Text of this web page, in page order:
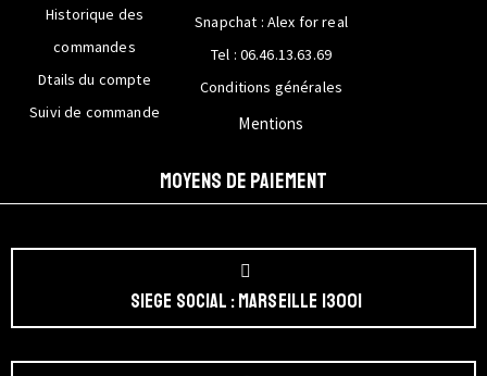
Historique des
commandes
Dtails du compte
Suivi de commande
Snapchat : Alex for real
Tel : 06.46.13.63.69
Conditions générales
Mentions
MOYENS DE PAIEMENT
Siege social : Marseille 13001